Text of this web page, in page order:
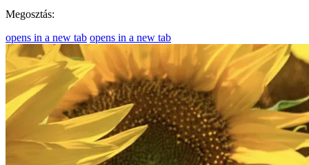
Megosztás:
opens in a new tab opens in a new tab